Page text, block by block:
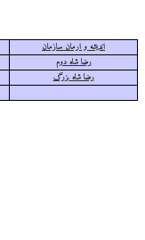
اندیشه و ارمان سازمان
رضا شاه دوم
رضا شاه بزرگ